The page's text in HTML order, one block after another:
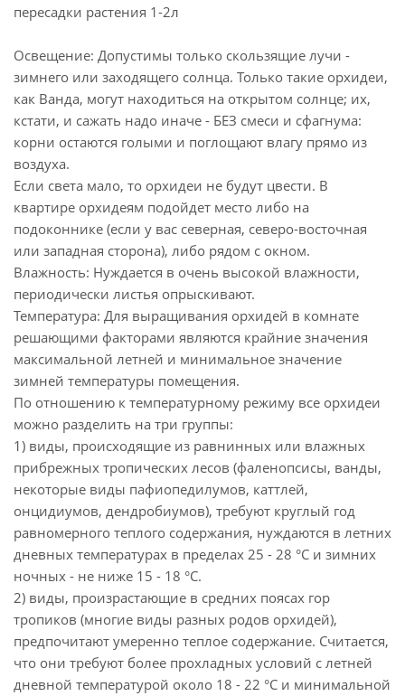
пересадки растения 1-2л
Освещение: Допустимы только скользящие лучи -
зимнего или заходящего солнца. Только такие орхидеи,
как Ванда, могут находиться на открытом солнце; их,
кстати, и сажать надо иначе - БЕЗ смеси и сфагнума:
корни остаются голыми и поглощают влагу прямо из
воздуха.
Если света мало, то орхидеи не будут цвести. В
квартире орхидеям подойдет место либо на
подоконнике (если у вас северная, северо-восточная
или западная сторона), либо рядом с окном.
Влажность: Нуждается в очень высокой влажности,
периодически листья опрыскивают.
Температура: Для выращивания орхидей в комнате
решающими факторами являются крайние значения
максимальной летней и минимальное значение
зимней температуры помещения.
По отношению к температурному режиму все орхидеи
можно разделить на три группы:
1) виды, происходящие из равнинных или влажных
прибрежных тропических лесов (фаленопсисы, ванды,
некоторые виды пафиопедилумов, каттлей,
онцидиумов, дендробиумов), требуют круглый год
равномерного теплого содержания, нуждаются в летних
дневных температурах в пределах 25 - 28 °С и зимних
ночных - не ниже 15 - 18 °С.
2) виды, произрастающие в средних поясах гор
тропиков (многие виды разных родов орхидей),
предпочитают умеренно теплое содержание. Считается,
что они требуют более прохладных условий с летней
дневной температурой около 18 - 22 °С и минимальной